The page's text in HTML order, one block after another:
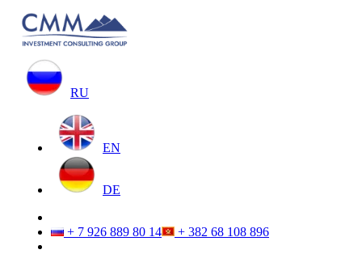
RU
EN
DE
+ 7 926 889 80 14 + 382 68 108 896